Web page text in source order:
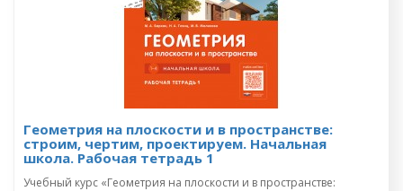
Геометрия на плоскости и в пространстве:
строим, чертим, проектируем. Начальная
школа. Рабочая тетрадь 1
Учебный курс «Геометрия на плоскости и в пространстве: